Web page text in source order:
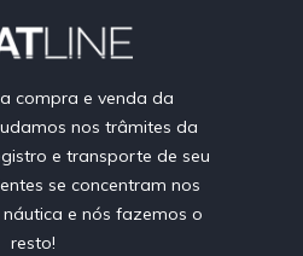
compra e venda da
nos trâmites da
e transporte de seu
se concentram nos
e nós fazemos o
resto!